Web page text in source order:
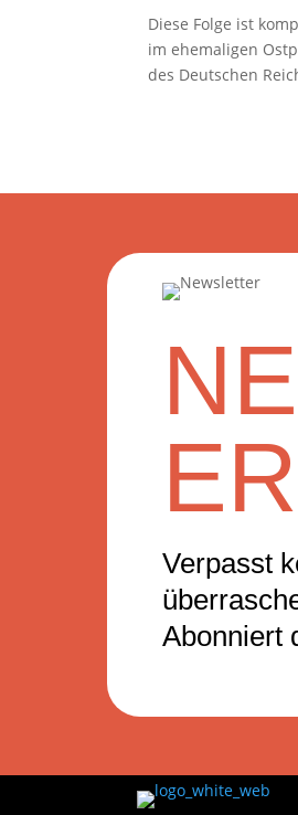
Diese Folge ist
im ehemaligen
des Deutschen
ER
Verpasst
Abonniert